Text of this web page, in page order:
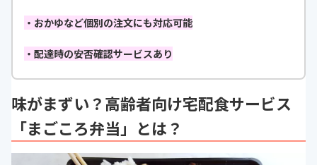
・おかゆなど個別の注文にも対応可能
・配達時の安否確認サービスあり
味がまずい？高齢者向け宅配食サービス
「まごころ弁当」とは？